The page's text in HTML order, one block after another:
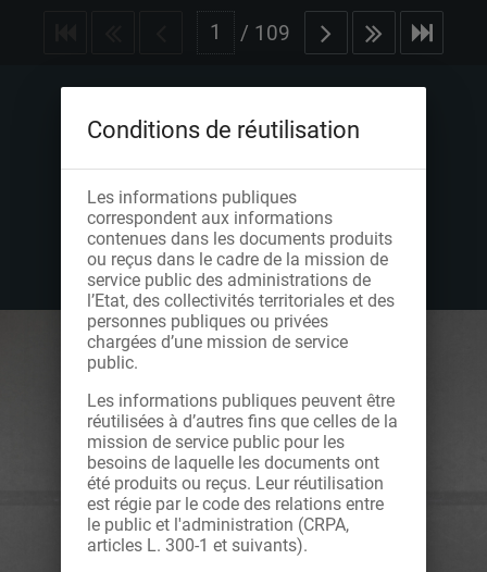
/ 109
Conditions de réutilisation
Les informations publiques
correspondent aux informations
contenues dans les documents produits
ou reçus dans le cadre de la mission de
service public des administrations de
l’Etat, des collectivités territoriales et des
personnes publiques ou privées
chargées d’une mission de service
public.
Les informations publiques peuvent être
réutilisées à d’autres fins que celles de la
mission de service public pour les
besoins de laquelle les documents ont
été produits ou reçus. Leur réutilisation
est régie par le code des relations entre
le public et l'administration (CRPA,
articles L. 300-1 et suivants).